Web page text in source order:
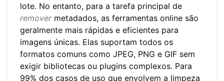
lote. No entanto, para a tarefa principal de
removermetadados, as ferramentas online são
geralmente mais rápidas e eficientes para
imagens únicas. Elas suportam todos os
formatos comuns como JPEG, PNG e GIF sem
exigir bibliotecas ou plugins complexos. Para
99% dos casos de uso que envolvem a limpeza